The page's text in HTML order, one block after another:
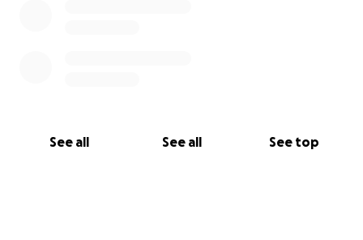
See all See all See top